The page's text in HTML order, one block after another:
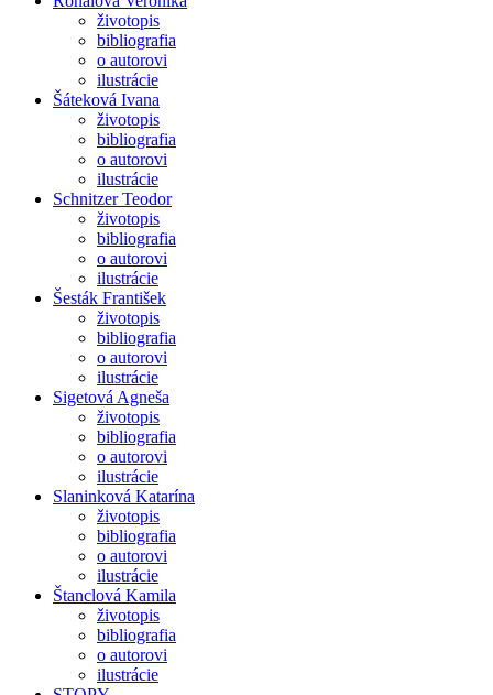
životopis
bibliografia
o autorovi
ilustrácie
Šáteková Ivana
životopis
bibliografia
o autorovi
ilustrácie
Schnitzer Teodor
životopis
bibliografia
o autorovi
ilustrácie
Šesták František
životopis
bibliografia
o autorovi
ilustrácie
Sigetová Agneša
životopis
bibliografia
o autorovi
ilustrácie
Slaninková Katarína
životopis
bibliografia
o autorovi
ilustrácie
Štanclová Kamila
životopis
bibliografia
o autorovi
ilustrácie